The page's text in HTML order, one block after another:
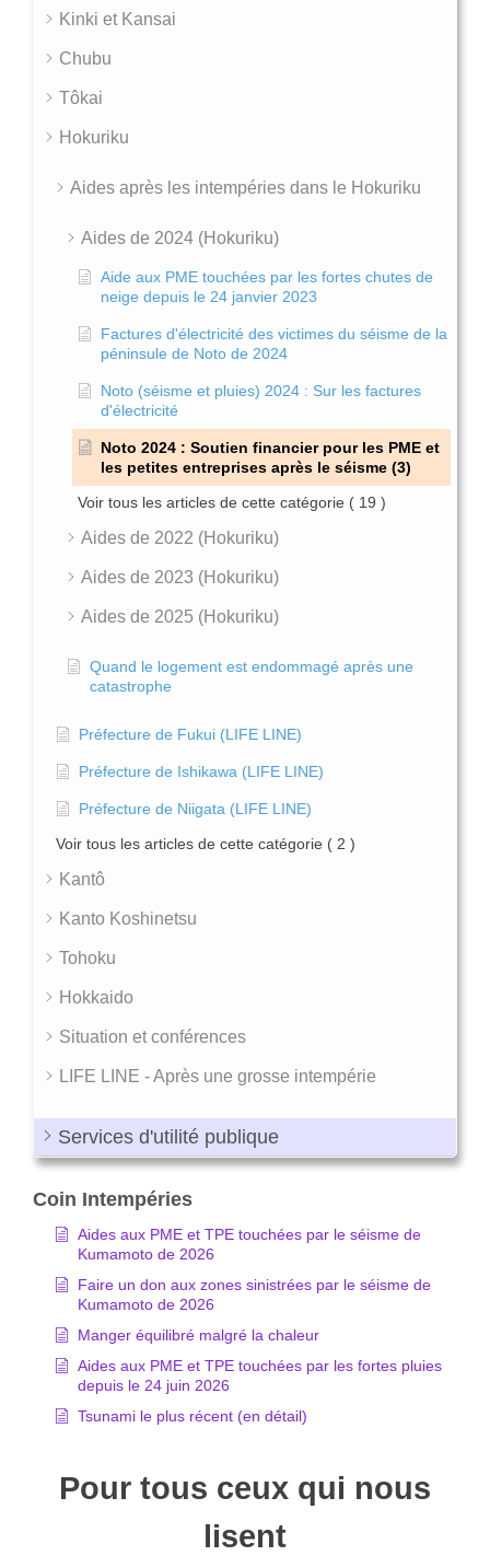
Kinki et Kansai
Chubu
Tôkai
Hokuriku
Aides après les intempéries dans le Hokuriku
Aides de 2024 (Hokuriku)
Aide aux PME touchées par les fortes chutes de
neige depuis le 24 janvier 2023
Factures d'électricité des victimes du séisme de la
péninsule de Noto de 2024
Noto (séisme et pluies) 2024 : Sur les factures
d'électricité
Noto 2024 : Soutien financier pour les PME et
les petites entreprises après le séisme (3)
Voir tous les articles de cette catégorie ( 19 )
Aides de 2022 (Hokuriku)
Aides de 2023 (Hokuriku)
Aides de 2025 (Hokuriku)
Quand le logement est endommagé après une
catastrophe
Préfecture de Fukui (LIFE LINE)
Préfecture de Ishikawa (LIFE LINE)
Préfecture de Niigata (LIFE LINE)
Voir tous les articles de cette catégorie ( 2 )
Kantô
Kanto Koshinetsu
Tohoku
Hokkaido
Situation et conférences
LIFE LINE - Après une grosse intempérie
Services d'utilité publique
Coin Intempéries
Aides aux PME et TPE touchées par le séisme de
Kumamoto de 2026
Faire un don aux zones sinistrées par le séisme de
Kumamoto de 2026
Manger équilibré malgré la chaleur
Aides aux PME et TPE touchées par les fortes pluies
depuis le 24 juin 2026
Tsunami le plus récent (en détail)
Pour tous ceux qui nous
lisent